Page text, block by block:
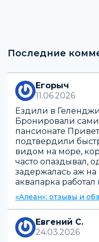
Последние
Егорыч
11.06.2026
Ездили в
Бронировали сами
пансионате
подтвердили
видом на море,
часто опаздывал,
задержалась аж
аквапарка работал
«Алеан»: отзывы и
Евгений С.
24.03.2026